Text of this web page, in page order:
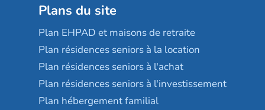
Plans du site
Plan EHPAD et maisons de retraite
Plan résidences seniors à la location
Plan résidences seniors à l'achat
Plan résidences seniors à l'investissement
Plan hébergement familial